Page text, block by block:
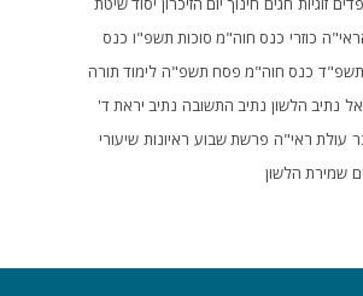
כוזרי כנס חוה"מ סוכות תשפ"ו כנס
כנס חוה"מ פסח תשפ"ה לימוד תורה
נתיב הלשון נתיב התשובה נתיב יראת ד'
עולת ראי"ה פרשת שבוע ראיונות שיעורי
שמירת הלשון